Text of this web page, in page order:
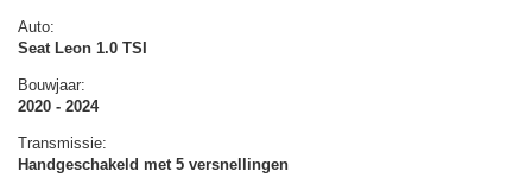
Auto:
Seat Leon 1.0 TSI
Bouwjaar:
2020 - 2024
Transmissie:
Handgeschakeld met 5 versnellingen